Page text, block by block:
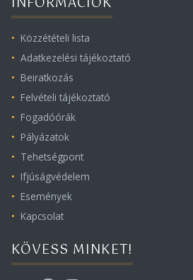
Közzétételi lista
Adatkezelési tájékoztató
Beiratkozás
Felvételi tájékoztató
Fogadóórák
Pályázatok
Tehetségpont
Ifjúságvédelem
Események
Kapcsolat
KÖVESS MINKET!